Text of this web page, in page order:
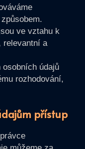
ve vztahu k
relevantní a
údajů
rozhodování,
přístup